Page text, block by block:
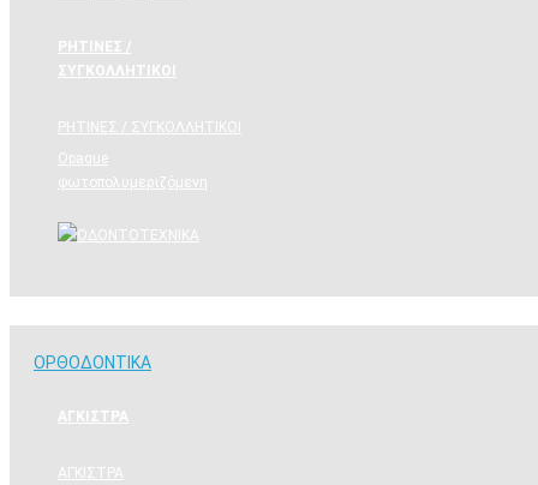
ΡΗΤΙΝΕΣ /
ΣΥΓΚΟΛΛΗΤΙΚΟΙ
ΡΗΤΙΝΕΣ / ΣΥΓΚΟΛΛΗΤΙΚΟΙ
Opaque
φωτοπολυμεριζόμενη
ΟΡΘΟΔΟΝΤΙΚΑ
ΑΓΚΙΣΤΡΑ
ΑΓΚΙΣΤΡΑ